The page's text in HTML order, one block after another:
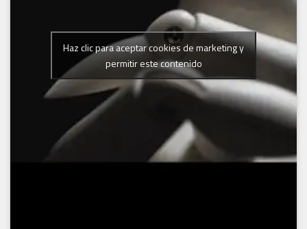
Haz clic para aceptar cookies de marketing y
permitir este contenido